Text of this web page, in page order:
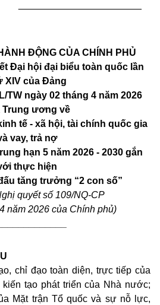
ĐỘNG CỦA CHÍNH PHỦ
Đại hội đại biểu toàn quốc lần
XIV của Đảng
TW ngày 02 tháng 4 năm 2026
Trung ương về
tế - xã hội, tài chính quốc gia
vay, trả nợ
hạn 5 năm 2026 - 2030 gắn
thực hiện
tăng trưởng “2 con số”
quyết số 109/NQ-CP
năm 2026 của Chính phủ)
chỉ đạo toàn diện, trực tiếp của
tạo phát triển của Nhà nước;
Mặt trận Tổ quốc và sự nỗ lực,